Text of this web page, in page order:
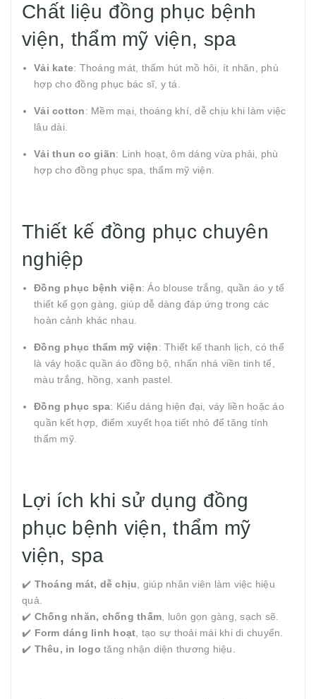
Chất liệu đồng phục bệnh
viện, thẩm mỹ viện, spa
Vải kate: Thoáng mát, thấm hút mồ hôi, ít nhăn, phù
hợp cho đồng phục bác sĩ, y tá.
Vải cotton: Mềm mại, thoáng khí, dễ chịu khi làm việc
lâu dài.
Vải thun co giãn: Linh hoạt, ôm dáng vừa phải, phù
hợp cho đồng phục spa, thẩm mỹ viện.
Thiết kế đồng phục chuyên
nghiệp
Đồng phục bệnh viện: Áo blouse trắng, quần áo y tế
thiết kế gọn gàng, giúp dễ dàng đáp ứng trong các
hoàn cảnh khác nhau.
Đồng phục thẩm mỹ viện: Thiết kế thanh lịch, có thể
là váy hoặc quần áo đồng bộ, nhấn nhá viền tinh tế,
màu trắng, hồng, xanh pastel.
Đồng phục spa: Kiểu dáng hiện đại, váy liền hoặc áo
quần kết hợp, điểm xuyết họa tiết nhỏ để tăng tính
thẩm mỹ.
Lợi ích khi sử dụng đồng
phục bệnh viện, thẩm mỹ
viện, spa
✔️ Thoáng mát, dễ chịu , giúp nhân viên làm việc hiệu
quả.
✔️ Chống nhăn, chống thấm , luôn gọn gàng, sạch sẽ.
✔️ Form dáng linh hoạt , tạo sự thoải mái khi di chuyển.
✔️ Thêu, in logo tăng nhận diện thương hiệu.